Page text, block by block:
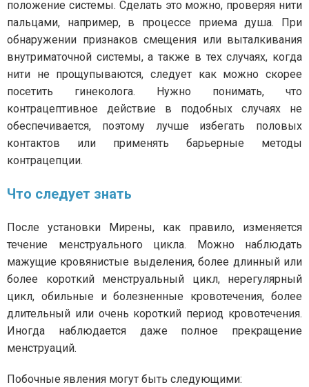
положение системы. Сделать это можно, проверяя нити
пальцами, например, в процессе приема душа. При
обнаружении признаков смещения или выталкивания
внутриматочной системы, а также в тех случаях, когда
нити не прощупываются, следует как можно скорее
посетить гинеколога. Нужно понимать, что
контрацептивное действие в подобных случаях не
обеспечивается, поэтому лучше избегать половых
контактов или применять барьерные методы
контрацепции.
Что следует знать
После установки Мирены, как правило, изменяется
течение менструального цикла. Можно наблюдать
мажущие кровянистые выделения, более длинный или
более короткий менструальный цикл, нерегулярный
цикл, обильные и болезненные кровотечения, более
длительный или очень короткий период кровотечения.
Иногда наблюдается даже полное прекращение
менструаций.
Побочные явления могут быть следующими: